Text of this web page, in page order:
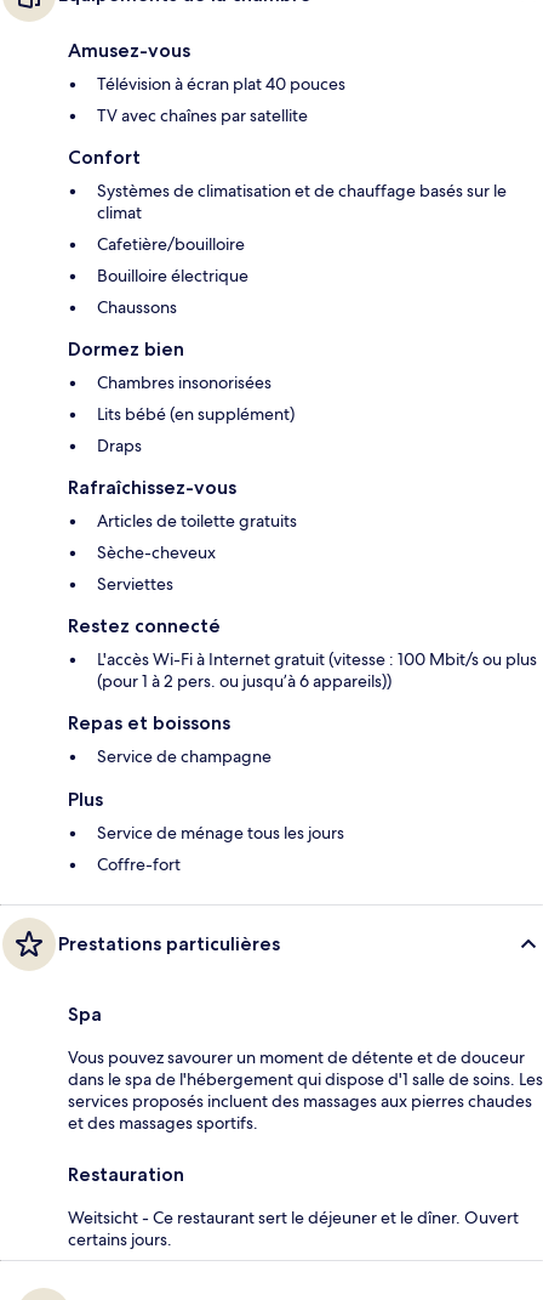
Amusez-vous
Télévision à écran plat 40 pouces
TV avec chaînes par satellite
Confort
Systèmes de climatisation et de chauffage basés sur le
climat
Cafetière/bouilloire
Bouilloire électrique
Chaussons
Dormez bien
Chambres insonorisées
Lits bébé (en supplément)
Draps
Rafraîchissez-vous
Articles de toilette gratuits
Sèche-cheveux
Serviettes
Restez connecté
L'accès Wi-Fi à Internet gratuit (vitesse : 100 Mbit/s ou plus
(pour 1 à 2 pers. ou jusqu’à 6 appareils))
Repas et boissons
Service de champagne
Plus
Service de ménage tous les jours
Coffre-fort
Prestations particulières
Spa
Vous pouvez savourer un moment de détente et de douceur
dans le spa de l'hébergement qui dispose d'1 salle de soins. Les
services proposés incluent des massages aux pierres chaudes
et des massages sportifs.
Restauration
Weitsicht - Ce restaurant sert le déjeuner et le dîner. Ouvert
certains jours.